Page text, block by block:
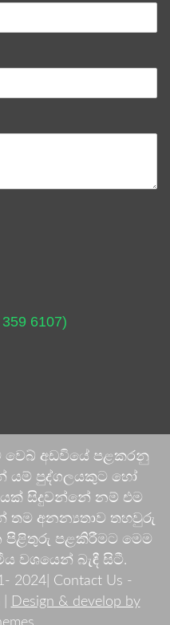
6107)
වෙබ් අඩවියේ පළකරනු
යම් පුද්ගලයකුට හෝ
සිදුවන්නේ නම් එම
තම අනන්‍යතාව තහවුරු
පිළිතුරු පළකිරීමට මෙම
වශයෙන් බැඳී සිටී.
2024| Contact Us -
Design & develop by